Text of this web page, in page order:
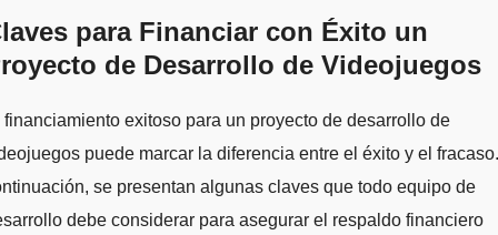
para Financiar con Éxito un
de Desarrollo de Videojuegos
financiamiento exitoso para un proyecto de desarrollo de
puede marcar la diferencia entre el éxito y el
se presentan algunas claves que todo equipo de
debe considerar para asegurar el respaldo financiero